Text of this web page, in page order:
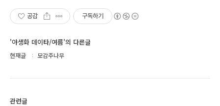
공감 구독하기
'야생화 데이타/여름'의 다른글
현재글 모감주나무
관련글